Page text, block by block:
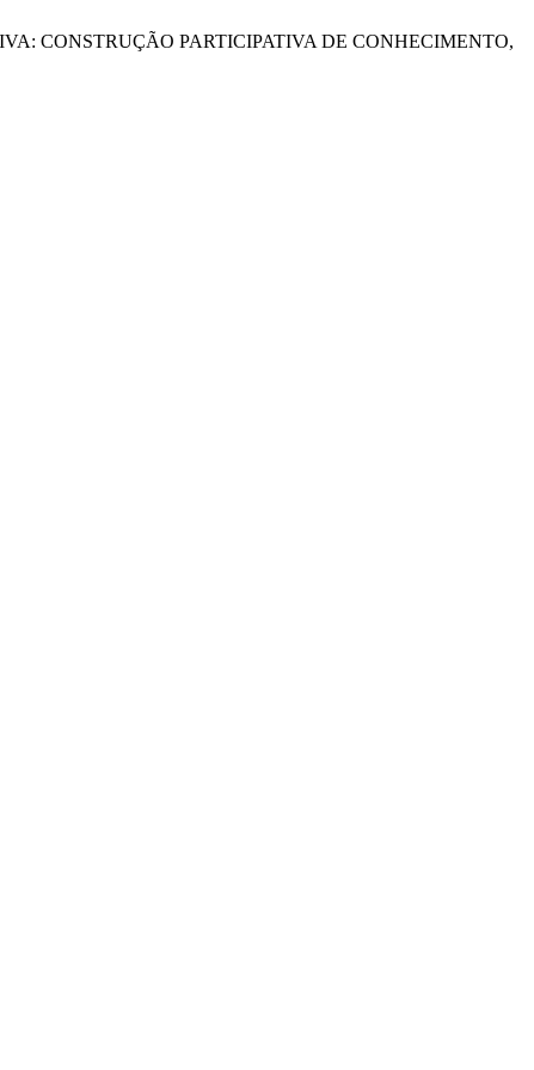
CONSTRUÇÃO PARTICIPATIVA DE CONHECIMENTO,